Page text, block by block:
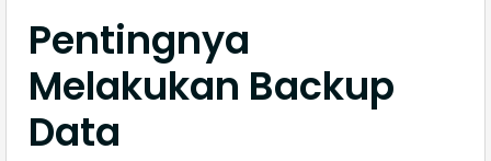
Pentingnya
Melakukan Backup
Data